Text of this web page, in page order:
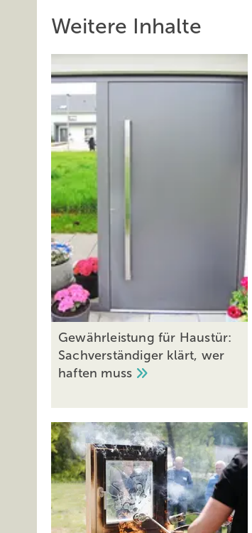
Weitere Inhalte
Gewährleistung für Haustür:
Sachverständiger klärt, wer
haften muss